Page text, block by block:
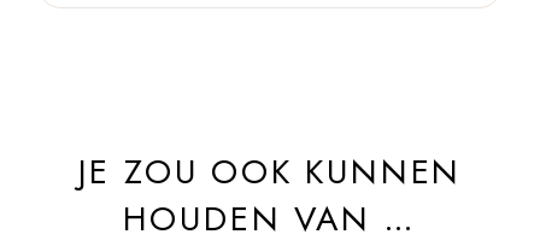
JE ZOU OOK KUNNEN
HOUDEN VAN …